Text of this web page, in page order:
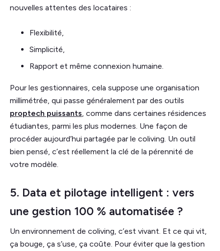
nouvelles attentes des locataires :
Flexibilité,
Simplicité,
Rapport et même connexion humaine.
Pour les gestionnaires, cela suppose une organisation
millimétrée, qui passe généralement par des outils
proptech puissants , comme dans certaines résidences
étudiantes, parmi les plus modernes. Une façon de
procéder aujourd’hui partagée par le coliving. Un outil
bien pensé, c’est réellement la clé de la pérennité de
votre modèle.
5. Data et pilotage intelligent : vers
une gestion 100 % automatisée ?
Un environnement de coliving, c’est vivant. Et ce qui vit,
ça bouge, ça s’use, ça coûte. Pour éviter que la gestion